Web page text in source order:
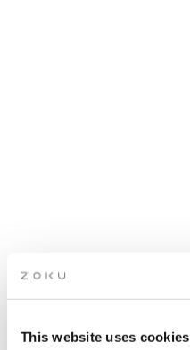
This website uses cookies